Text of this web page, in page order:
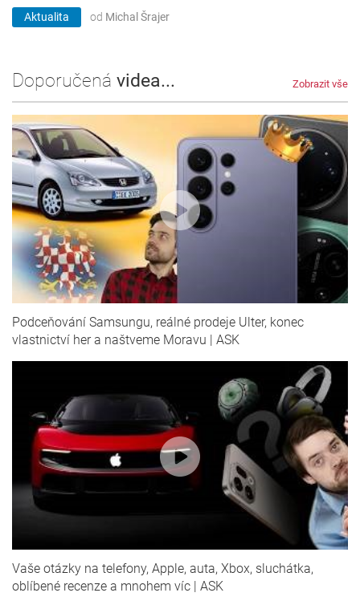
Aktualita od Michal Šrajer
Doporučená videa... Zobrazit vše
Podceňování Samsungu, reálné prodeje Ulter, konec
vlastnictví her a naštveme Moravu | ASK
Vaše otázky na telefony, Apple, auta, Xbox, sluchátka,
oblíbené recenze a mnohem víc | ASK